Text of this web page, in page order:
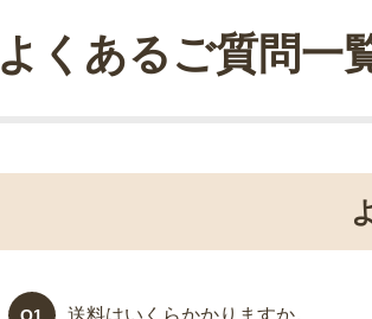
よくあるご質問一
送料はいくらかかりますか。